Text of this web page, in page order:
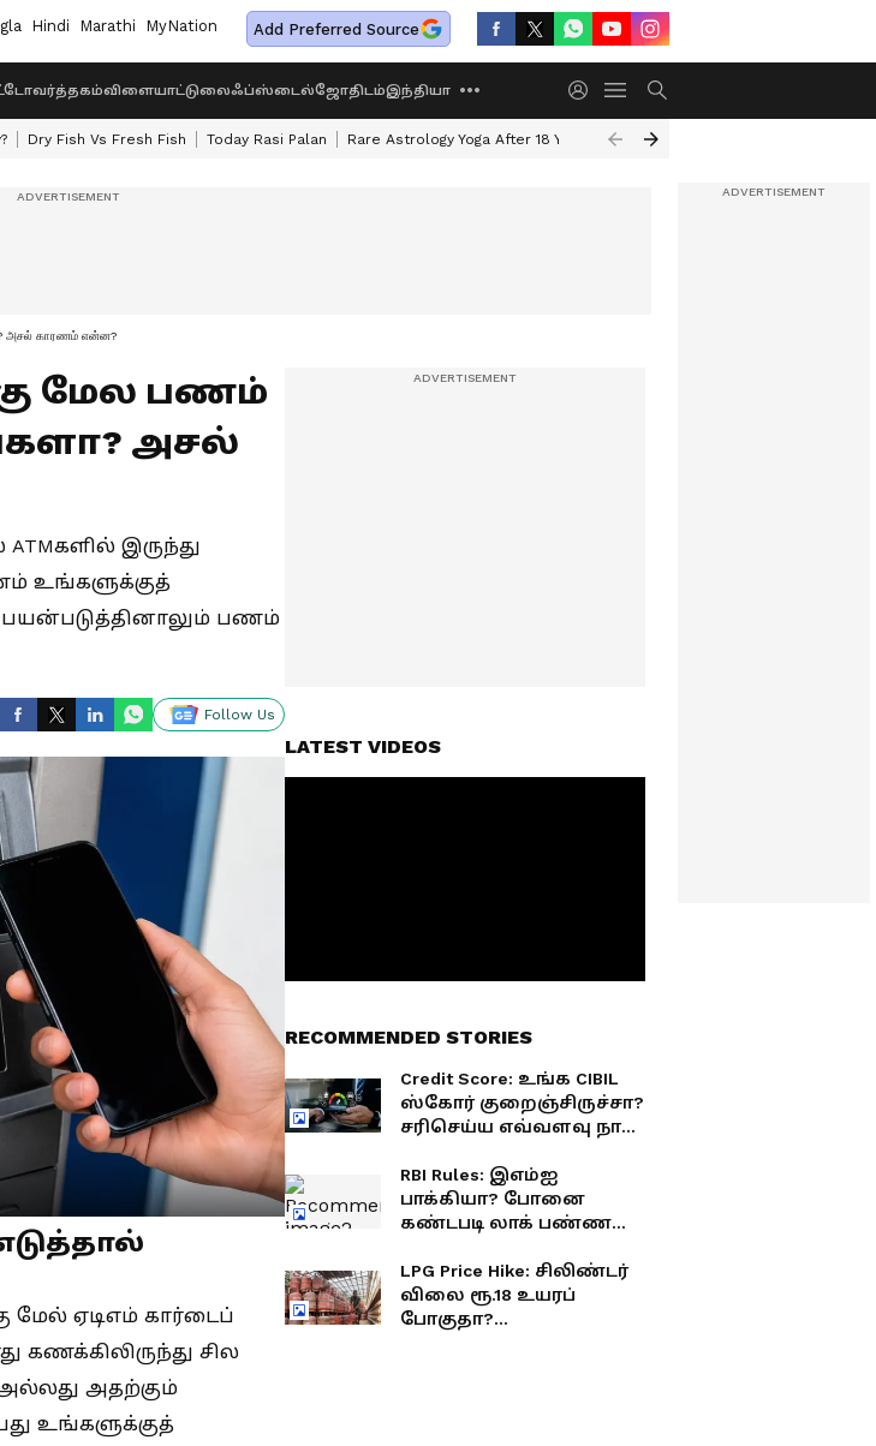
Hindi Marathi MyNation Add Preferred Source
வர்த்தகம்விளையாட்டுலைஃப்ஸ்டைல்ஜோதிடம்இந்தியா
Dry Fish Vs Fresh Fish Today Rasi Palan Rare Astrology Yoga After 18 Years Dwi Pushkar Yoga 2026
அசல் காரணம் என்ன?
மேல பணம்
அசல்
இருந்து
உங்களுக்குத்
பயன்படுத்தினாலும் பணம்
Follow Us
மேல் ஏடிஎம் கார்டைப்
சில
அல்லது அதற்கும்
உங்களுக்குத்
LATEST VIDEOS
RECOMMENDED STORIES
Credit Score: உங்க CIBIL
ஸ்கோர் குறைஞ்சிருச்சா?
சரிசெய்ய எவ்வளவு நாள்
RBI Rules: இஎம்ஐ
பாக்கியா? போனை
கண்டபடி லாக் பண்ண
அதிரடி 'செக்'
LPG Price Hike: சிலிண்டர்
விலை ரூ.18 உயரப்
போகுதா?